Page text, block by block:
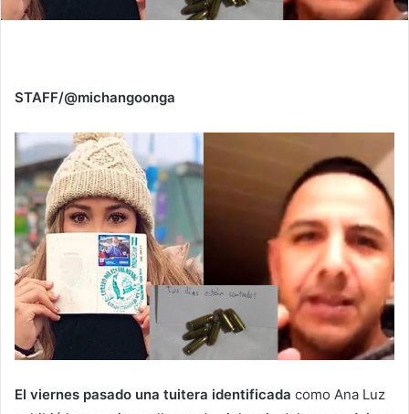
STAFF/@michangoonga
El viernes pasado una tuitera identificada como Ana Luz